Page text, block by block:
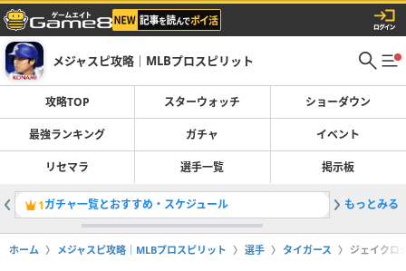
メジャスピ攻略｜MLBプロスピリット
攻略TOP スターウォッチ ショーダウン
最強ランキング ガチャ イベント
リセマラ 選手一覧 掲示板
1ガチャ一覧とおすすめ・スケジュール 2吉田正
もっとみる
ホーム メジャスピ攻略｜MLBプロスピリット 選手 タイガース ジェイクロ